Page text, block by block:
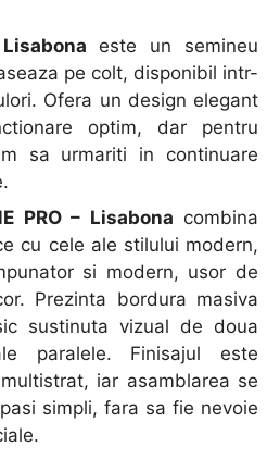
este un semineu
pe colt, disponibil intr-
Ofera un design elegant
optim, dar pentru
sa urmariti in continuare
PRO – Lisabona combina
cu cele ale stilului modern,
si modern, usor de
Prezinta bordura masiva
sustinuta vizual de doua
paralele. Finisajul este
iar asamblarea se
simpli, fara sa fie nevoie